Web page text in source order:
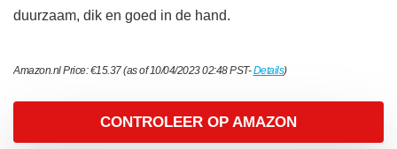
duurzaam, dik en goed in de hand.
Amazon.nl Price:€15.37(as of 10/04/2023 02:48 PST-Details)
CONTROLEER OP AMAZON